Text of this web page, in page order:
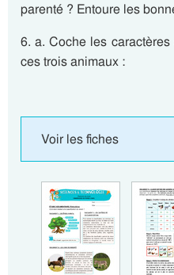
parenté ? Entoure les
6. a. Coche les
ces trois animaux :
Voir les fiches